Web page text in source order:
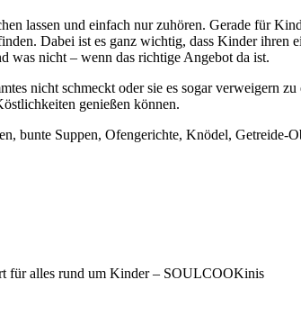
lassen und einfach nur zuhören. Gerade für
Dabei ist es ganz wichtig, dass Kinder ihren
was nicht – wenn das richtige Angebot da ist.
nicht schmeckt oder sie es sogar verweigern
genießen können.
bunte Suppen, Ofengerichte, Knödel, Getreide-
für alles rund um Kinder – SOULCOOKinis